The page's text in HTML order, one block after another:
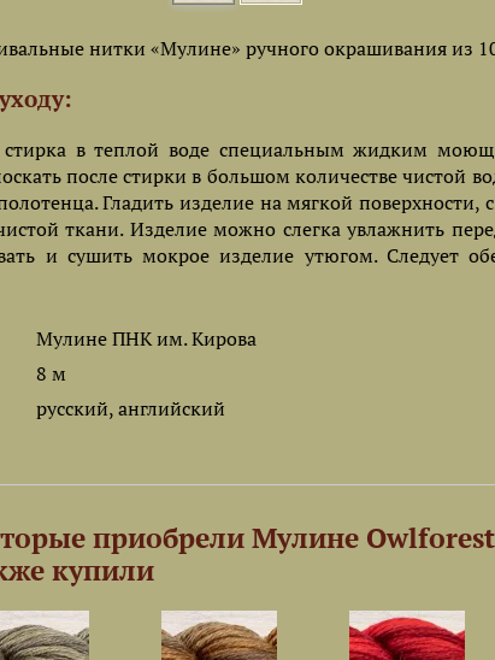
нитки «Мулине» ручного окрашивания из
стирка в теплой воде специальным жидким
после стирки в большом количестве чистой
Гладить изделие на мягкой
ткани. Изделие можно слегка увлажнить
и сушить мокрое изделие утюгом. Следует
Мулине ПНК им. Кирова
8 м
русский, английский
приобрели Мулине
купили